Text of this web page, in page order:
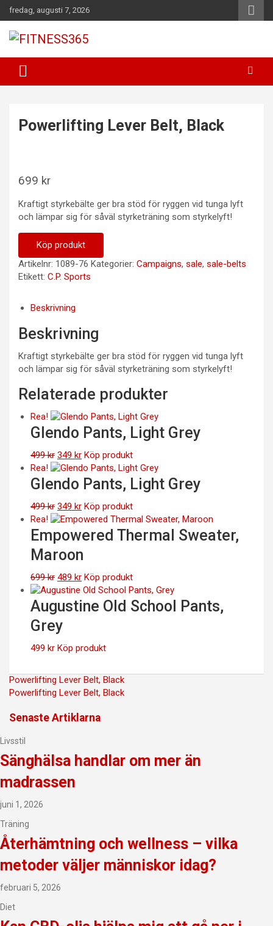
Hoppa
till
innehåll
fredag, augusti 7, 2026
FITNESS365
Powerlifting Lever Belt, Black
699 kr
Kraftigt styrkebälte ger bra stöd för ryggen vid tunga lyft
och lämpar sig för såväl styrketräning som styrkelyft!
Köp produkt
Artikelnr: 1089-76 Kategorier: Campaigns, sale, sale-belts
Etikett: C.P. Sports
Beskrivning
Beskrivning
Kraftigt styrkebälte ger bra stöd för ryggen vid tunga lyft
och lämpar sig för såväl styrketräning som styrkelyft!
Relaterade produkter
Rea!
Glendo Pants, Light Grey
499kr Det
ursprungliga
priset
var:
499 kr.
349 krDet
nuvarande
priset
är:
349 kr.
Köp produkt
Rea!
Glendo Pants, Light Grey
499kr Det
ursprungliga
priset
var:
499 kr.
349 krDet
nuvarande
priset
är:
349 kr.
Köp produkt
Rea!
Empowered Thermal Sweater,
Maroon
699kr Det
ursprungliga
priset
var:
699 kr.
489 krDet
nuvarande
priset
är:
Köp produkt
Augustine Old School Pants,
Grey
499 kr Köp produkt
Inläggsnavigering
Powerlifting Lever Belt, Black
Powerlifting Lever Belt, Black
Senaste Artiklarna
Livsstil
Sänghälsa handlar om mer än
madrassen
juni 1, 2026
Träning
Återhämtning och wellness – vilka
metoder väljer människor idag?
februari 5, 2026
Diet